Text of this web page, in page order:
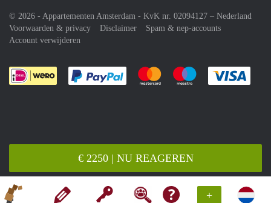
+
€ 2250 | NU REAGEREN
© 2026 - Appartementen Amsterdam - KvK nr. 02094127 – Nederland
Voorwaarden & privacy
Disclaimer
Spam & nep-accounts
Account verwijderen
Je rekent gemakkelijk af met Paypal
Je rekent gemakkelijk af met
Je rekent